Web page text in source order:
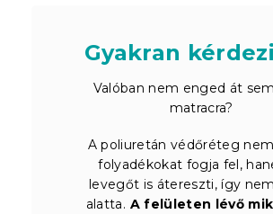
Gyakran
Valóban nem enged át
matracra?
A poliuretán védőréteg
folyadékokat fogja fel,
levegőt is átereszti, így
alatta. A felületen lévő